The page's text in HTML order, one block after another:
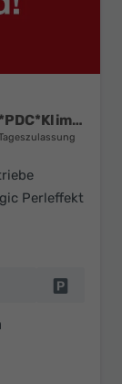
Selection 1.5 TSI Android Auto*SHZ*PDC*Klimaauto*SUNSET*LED
Perleffekt